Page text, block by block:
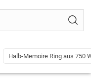
Halb-Memoire Ring aus 750